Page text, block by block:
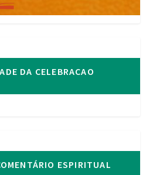
DA CELEBRACAO
ESPIRITUAL